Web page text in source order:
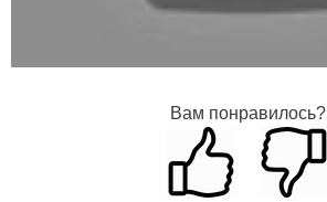
Вам понравилось?